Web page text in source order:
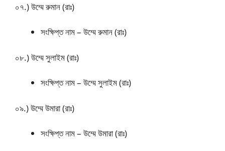
০৭.) উম্মে রুমান (রাঃ)
সংক্ষিপ্ত নাম – উম্মে রুমান (রাঃ)
০৮.) উম্মে সুলাইম (রাঃ)
সংক্ষিপ্ত নাম – উম্মে সুলাইম (রাঃ)
০৯.) উম্মে উমারা (রাঃ)
সংক্ষিপ্ত নাম – উম্মে উমারা (রাঃ)